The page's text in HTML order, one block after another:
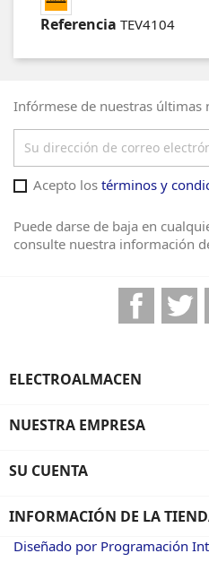
Referencia TEV4104
Infórmese de nuestras últimas
Acepto los términos y
Puede darse de baja en
consulte nuestra información
ELECTROALMACEN
NUESTRA EMPRESA
SU CUENTA
INFORMACIÓN DE LA
Diseñado por Programación